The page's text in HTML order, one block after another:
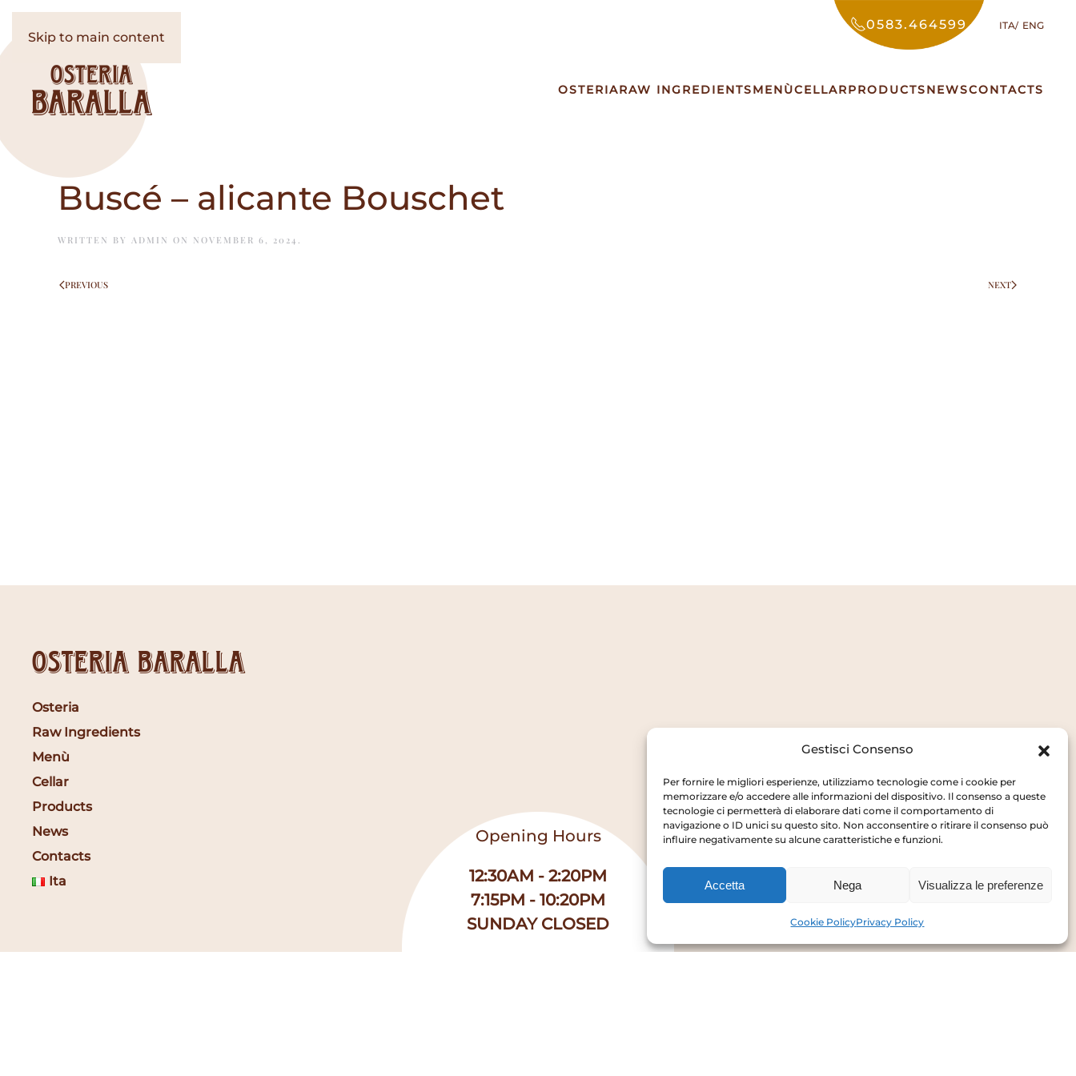
Gestisci Consenso
Per fornire le migliori esperienze, utilizziamo tecnologie come i cookie per
memorizzare e/o accedere alle informazioni del dispositivo. Il consenso a queste
tecnologie ci permetterà di elaborare dati come il comportamento di
navigazione o ID unici su questo sito. Non acconsentire o ritirare il consenso può
influire negativamente su alcune caratteristiche e funzioni.
Accetta Nega Visualizza le preferenze
Cookie PolicyPrivacy Policy
Skip to main content
0583.464599 ITA ENG
OSTERIARAW INGREDIENTSMENÙCELLARPRODUCTSNEWSCONTACTS
Buscé – alicante Bouschet
WRITTEN BY ADMIN ON NOVEMBER 6, 2024 .
PREVIOUS NEXT
Osteria Baralla
Osteria
Raw Ingredients
Menù
Cellar
Products
News
Contacts
Ita
Opening Hours
12:30AM - 2:20PM
7:15PM - 10:20PM
SUNDAY CLOSED
Cookie Policy